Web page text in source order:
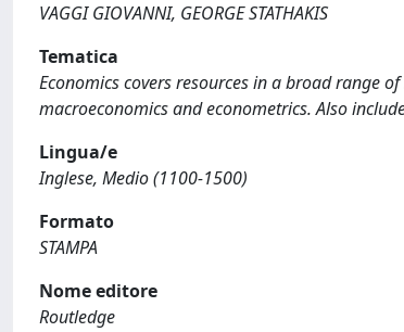
VAGGI GIOVANNI, GEORGE STATHAKIS
Tematica
Economics covers resources in a broad range
macroeconomics and econometrics. Also
Lingua/e
Inglese, Medio (1100-1500)
Formato
STAMPA
Nome editore
Routledge